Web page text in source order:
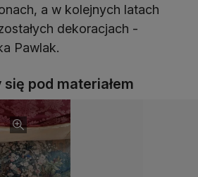
a w kolejnych latach
dekoracjach -
Pawlak.
pod materiałem